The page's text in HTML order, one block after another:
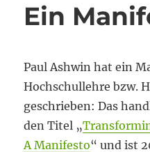
Ein
Paul Ashwin hat ein
Hochschullehre bzw.
geschrieben: Das
den Titel „
A Manifesto“ und ist